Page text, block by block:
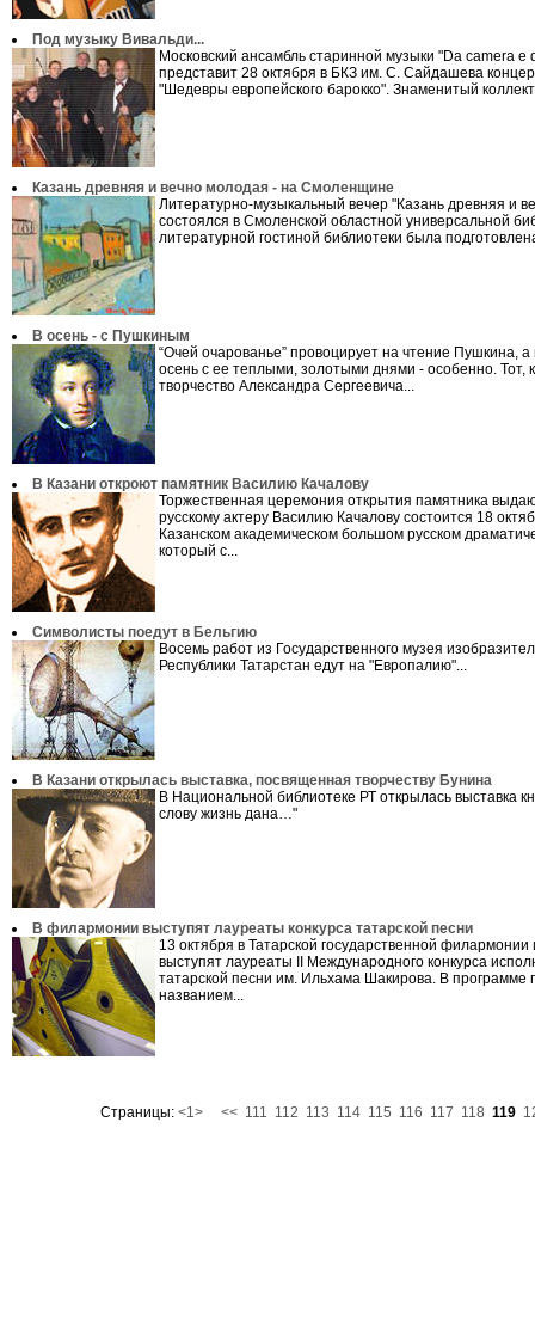
Под музыку Вивальди...
Московский ансамбль старинной музыки "Da camera e
представит 28 октября в БКЗ им. С. Сайдашева
"Шедевры европейского барокко". Знаменитый
Казань древняя и вечно молодая - на Смоленщине
Литературно-музыкальный вечер "Казань древняя и
состоялся в Смоленской областной универсальной
литературной гостиной библиотеки была
В осень - с Пушкиным
“Очей очарованье” провоцирует на чтение Пушкина,
осень с ее теплыми, золотыми днями - особенно. Тот,
творчество Александра Сергеевича...
В Казани откроют памятник Василию Качалову
Торжественная церемония открытия памятника
русскому актеру Василию Качалову состоится 18
Казанском академическом большом русском
который с...
Символисты поедут в Бельгию
Восемь работ из Государственного музея
Республики Татарстан едут на "Европалию"...
В Казани открылась выставка, посвященная творчеству Бунина
В Национальной библиотеке РТ открылась выставка
слову жизнь дана…"
В филармонии выступят лауреаты конкурса татарской песни
13 октября в Татарской государственной филармонии
выступят лауреаты II Международного конкурса
татарской песни им. Ильхама Шакирова. В программе
названием...
Страницы: <1> << 111 112 113 114 115 116 117 118 119